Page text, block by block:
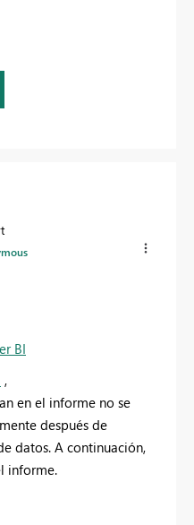
BI
,
en el informe no se
después de
datos. A continuación,
informe.